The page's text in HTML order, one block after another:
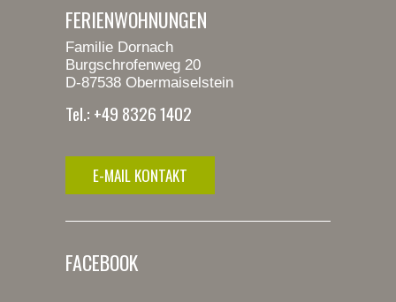
FERIENWOHNUNGEN
Familie Dornach
Burgschrofenweg 20
D-87538 Obermaiselstein
Tel.: +49 8326 1402
E-MAIL KONTAKT
FACEBOOK